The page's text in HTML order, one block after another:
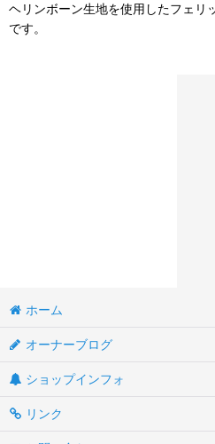
ヘリンボーン生地を使用したフェリ
です。
ホーム
オーナーブログ
ショップインフォ
リンク